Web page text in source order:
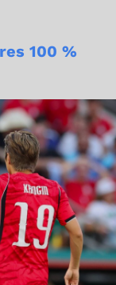
100 %